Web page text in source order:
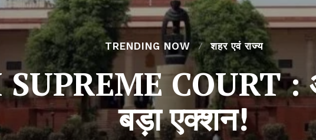
TRENDING NOW शहर एवं राज्य
COURT :
बड़ा एक्शन!